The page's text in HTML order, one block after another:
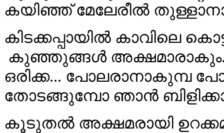
കയിഞ്ഞ് മേലേരീൽ
കിടക്കപ്പായിൽ കാവിലെ
കുഞ്ഞുങ്ങൾ അക്ഷമാരാകും. "
ഒരിക്ക... പോലരാനാകുമ്പ
തോടങ്ങുമ്പോ ഞാൻ
കൂടുതൽ അക്ഷമരായി